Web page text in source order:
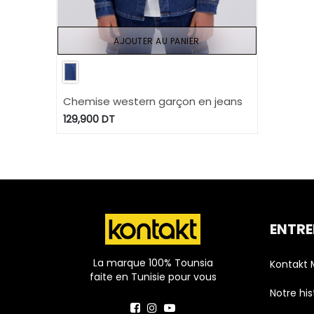
Chemise western garçon en jeans
129,900DT
AJOUTER AU PANIER
La marque 100% Tounsia
faite en Tunisie pour vous
Kontakt
Notre